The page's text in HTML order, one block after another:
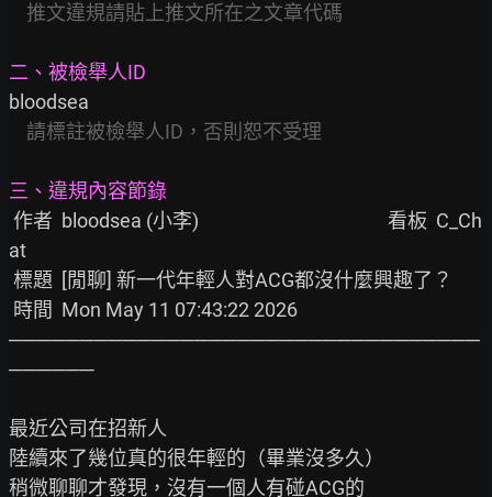
推文違規請貼上推文所在之文章代碼
二、被檢舉人ID
bloodsea
請標註被檢舉人ID，否則恕不受理
三、違規內容節錄
at
─────────────────────────────────
──────
最近公司在招新人
陸續來了幾位真的很年輕的（畢業沒多久）
稍微聊聊才發現，沒有一個人有碰ACG的